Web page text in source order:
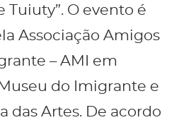
Tuiuty”. O evento é
Associação Amigos
– AMI em
do Imigrante e
das Artes. De acordo